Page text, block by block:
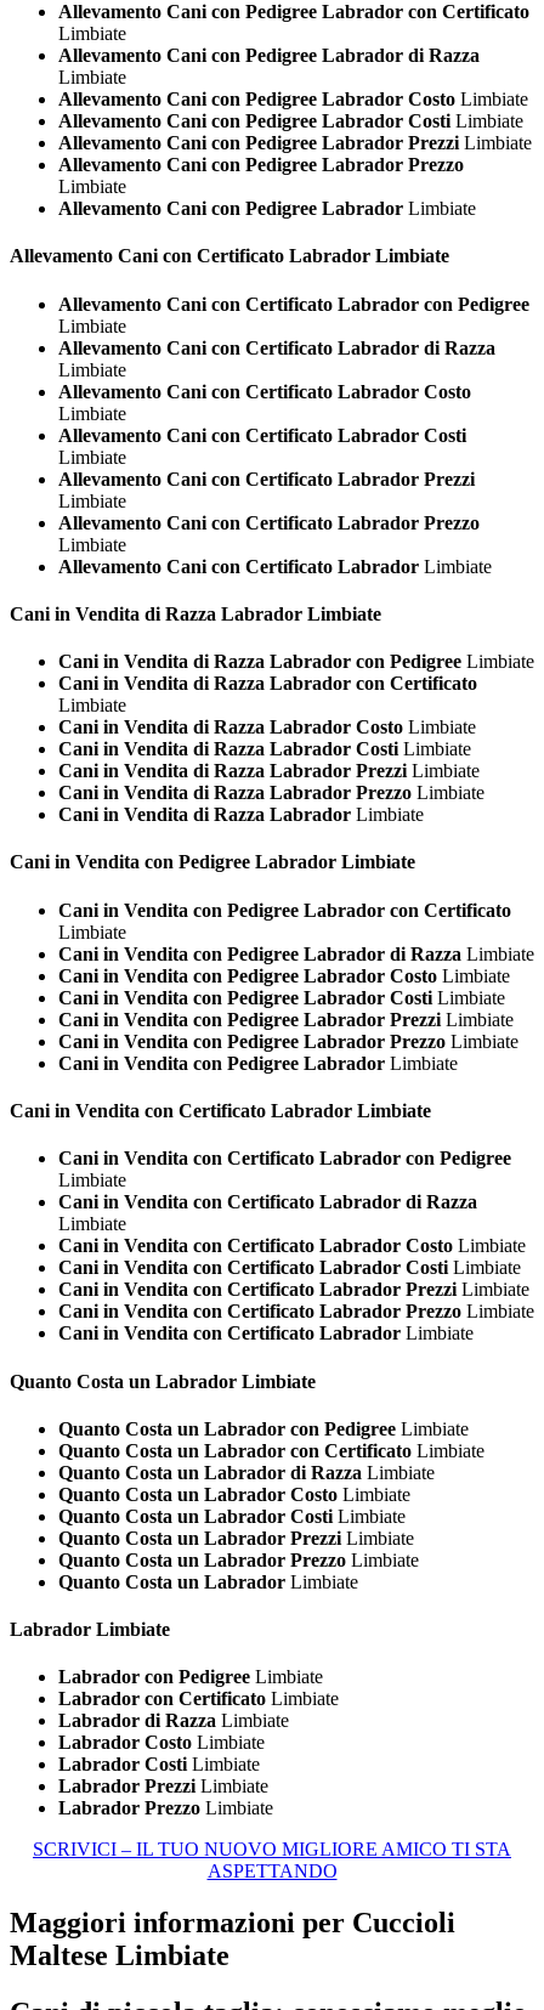
Allevamento Cani con Pedigree Labrador con Certificato
Limbiate
Allevamento Cani con Pedigree Labrador di Razza
Limbiate
Allevamento Cani con Pedigree Labrador Costo Limbiate
Allevamento Cani con Pedigree Labrador Costi Limbiate
Allevamento Cani con Pedigree Labrador Prezzi Limbiate
Allevamento Cani con Pedigree Labrador Prezzo
Limbiate
Allevamento Cani con Pedigree Labrador Limbiate
Allevamento Cani con Certificato Labrador Limbiate
Allevamento Cani con Certificato Labrador con Pedigree
Limbiate
Allevamento Cani con Certificato Labrador di Razza
Limbiate
Allevamento Cani con Certificato Labrador Costo
Limbiate
Allevamento Cani con Certificato Labrador Costi
Limbiate
Allevamento Cani con Certificato Labrador Prezzi
Limbiate
Allevamento Cani con Certificato Labrador Prezzo
Limbiate
Allevamento Cani con Certificato Labrador Limbiate
Cani in Vendita di Razza Labrador Limbiate
Cani in Vendita di Razza Labrador con Pedigree Limbiate
Cani in Vendita di Razza Labrador con Certificato
Limbiate
Cani in Vendita di Razza Labrador Costo Limbiate
Cani in Vendita di Razza Labrador Costi Limbiate
Cani in Vendita di Razza Labrador Prezzi Limbiate
Cani in Vendita di Razza Labrador Prezzo Limbiate
Cani in Vendita di Razza Labrador Limbiate
Cani in Vendita con Pedigree Labrador Limbiate
Cani in Vendita con Pedigree Labrador con Certificato
Limbiate
Cani in Vendita con Pedigree Labrador di Razza Limbiate
Cani in Vendita con Pedigree Labrador Costo Limbiate
Cani in Vendita con Pedigree Labrador Costi Limbiate
Cani in Vendita con Pedigree Labrador Prezzi Limbiate
Cani in Vendita con Pedigree Labrador Prezzo Limbiate
Cani in Vendita con Pedigree Labrador Limbiate
Cani in Vendita con Certificato Labrador Limbiate
Cani in Vendita con Certificato Labrador con Pedigree
Limbiate
Cani in Vendita con Certificato Labrador di Razza
Limbiate
Cani in Vendita con Certificato Labrador Costo Limbiate
Cani in Vendita con Certificato Labrador Costi Limbiate
Cani in Vendita con Certificato Labrador Prezzi Limbiate
Cani in Vendita con Certificato Labrador Prezzo Limbiate
Cani in Vendita con Certificato Labrador Limbiate
Quanto Costa un Labrador Limbiate
Quanto Costa un Labrador con Pedigree Limbiate
Quanto Costa un Labrador con Certificato Limbiate
Quanto Costa un Labrador di Razza Limbiate
Quanto Costa un Labrador Costo Limbiate
Quanto Costa un Labrador Costi Limbiate
Quanto Costa un Labrador Prezzi Limbiate
Quanto Costa un Labrador Prezzo Limbiate
Quanto Costa un Labrador Limbiate
Labrador Limbiate
Labrador con Pedigree Limbiate
Labrador con Certificato Limbiate
Labrador di Razza Limbiate
Labrador Costo Limbiate
Labrador Costi Limbiate
Labrador Prezzi Limbiate
Labrador Prezzo Limbiate
SCRIVICI – IL TUO NUOVO MIGLIORE AMICO TI STA
ASPETTANDO
Maggiori informazioni per Cuccioli
Maltese Limbiate